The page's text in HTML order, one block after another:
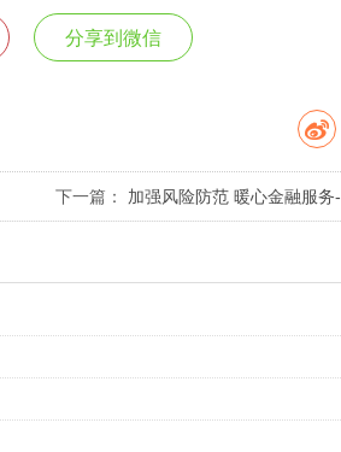
分享到微信
下一篇： 加强风险防范 暖心金融服